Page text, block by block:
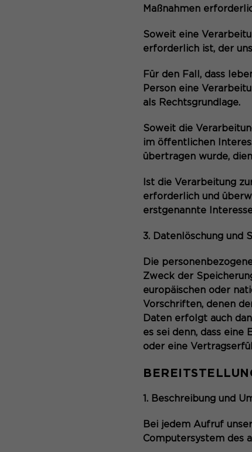
Maßnahmen
Soweit eine
erforderlich ist, der
Für den Fall, dass
Person eine
als Rechtsgrundlage.
Soweit die
im öffentlichen
übertragen wurde,
Ist die Verarbeitung
erforderlich und
erstgenannte
3. Datenlöschung und
Die
Zweck der
europäischen oder
Vorschriften, denen
Daten erfolgt auch
es sei denn, dass
oder eine
1. Beschreibung und
Bei jedem Aufruf
Computersystem des